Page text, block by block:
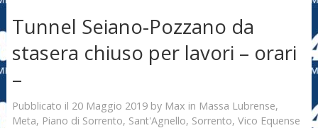
Tunnel Seiano-Pozzano da
stasera chiuso per lavori – orari
–
Pubblicato il 20 Maggio 2019by Max in Massa Lubrense,
Meta, Piano di Sorrento, Sant'Agnello, Sorrento, Vico Equense